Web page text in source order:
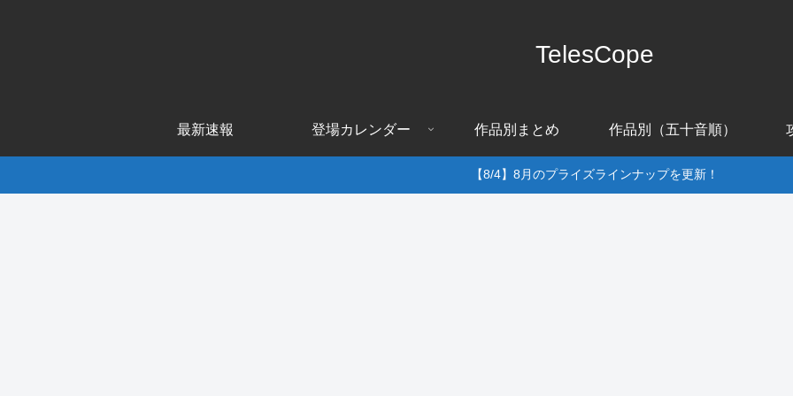
TelesCope
最新速報 登場カレンダー 作品別まとめ 作品別（五十音順）
【8/4】8月のプライズラインナップを更新！